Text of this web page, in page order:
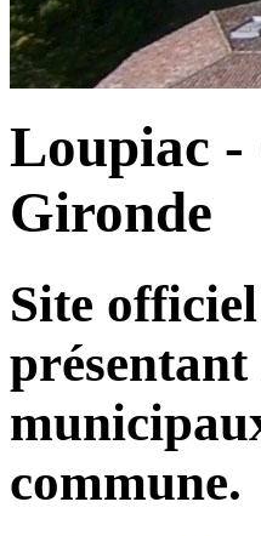
Loupiac -
Gironde
Site
présentant
commune.